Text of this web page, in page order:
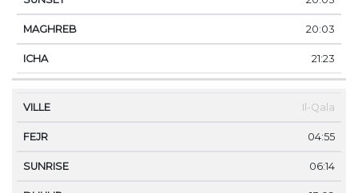
20:03
21:23
Il-Qala
04:55
06:14